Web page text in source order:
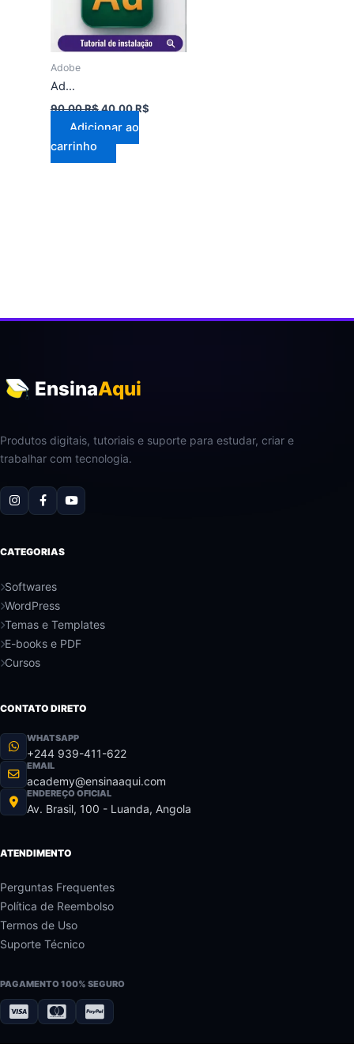
Adobe
Adobe Audition 2025 MacOs
90,00R$40,00R$
Adicionar ao
carrinho
EnsinaAqui
Produtos digitais, tutoriais e suporte para estudar, criar e
trabalhar com tecnologia.
CATEGORIAS
Softwares
WordPress
Temas e Templates
E-books e PDF
Cursos
CONTATO DIRETO
WHATSAPP
+244 939-411-622
EMAIL
academy@ensinaaqui.com
ENDEREÇO OFICIAL
Av. Brasil, 100 - Luanda, Angola
ATENDIMENTO
Perguntas Frequentes
Política de Reembolso
Termos de Uso
Suporte Técnico
PAGAMENTO 100% SEGURO